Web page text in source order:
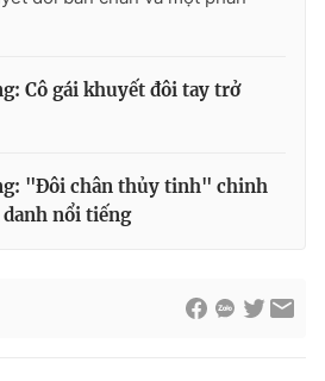
Cô gái khuyết đôi tay trở
"Đôi chân thủy tinh" chinh
nổi tiếng